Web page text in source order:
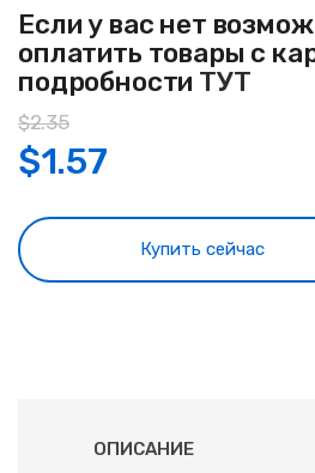
Если у вас нет
оплатить товары с
подробности ТУТ
$2.35
$1.57
Купить сейчас
ОПИСАНИЕ